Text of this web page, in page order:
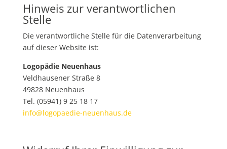
Hinweis zur verantwortlichen
Stelle
Die verantwortliche Stelle für die Datenverarbeitung
auf dieser Website ist:
Logopädie Neuenhaus
Veldhausener Straße 8
49828 Neuenhaus
Tel. (05941) 9 25 18 17
info@logopaedie-neuenhaus.de